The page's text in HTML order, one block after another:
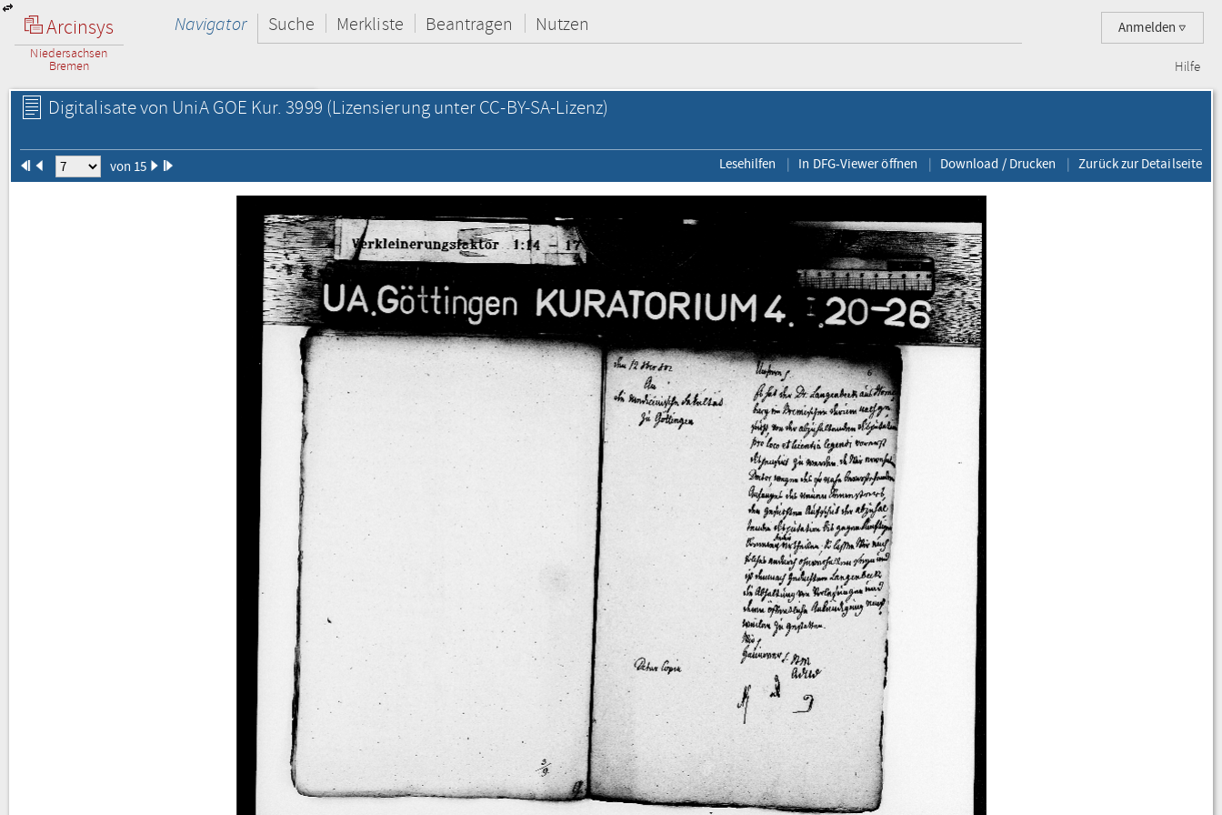
Arcinsys
Niedersachsen
Bremen
Anmelden
Navigator Suche Merkliste Beantragen Nutzen
Hilfe
Digitalisate von UniA GOE Kur. 3999 (Lizensierung unter CC-BY-SA-Lizenz)
von 15 Lesehilfen In DFG-Viewer öffnen Download / Drucken Zurück zur Detailseite